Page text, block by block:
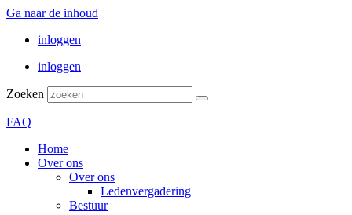
Ga naar de inhoud
inloggen
inloggen
Zoeken
FAQ
Home
Over ons
Over ons
Ledenvergadering
Bestuur